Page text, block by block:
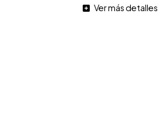
Ver más detalles